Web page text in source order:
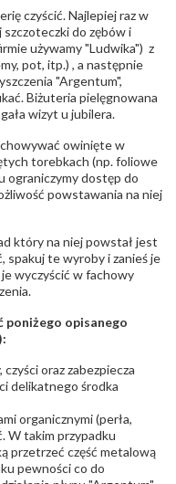
z białego złota
zawierają nikiel
czyścić. Najlepiej raz w
szczoteczki do zębów i
używamy "Ludwika") z
pot, itp.) , a następnie
"Argentum",
Biżuteria pielęgnowana
wizyt u jubilera.
owinięte w
torebkach (np. foliowe
ograniczymy dostęp do
powstawania na niej
który na niej powstał jest
spakuj te wyroby i zanieś je
wyczyścić w fachowy
poniżego opisanego
oraz zabezpiecza
delikatnego środka
organicznymi (perła,
W takim przypadku
przetrzeć część metalową
pewności co do